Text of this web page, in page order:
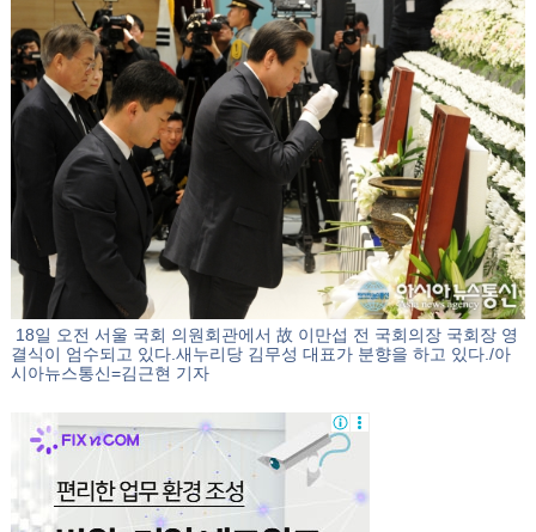
18일 오전 서울 국회 의원회관에서 故 이만섭 전 국회의장 국회장 영
결식이 엄수되고 있다.새누리당 김무성 대표가 분향을 하고 있다./아
시아뉴스통신=김근현 기자